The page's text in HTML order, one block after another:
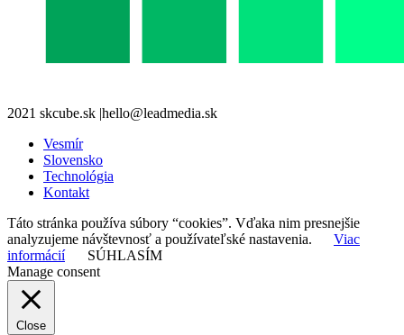
2021 skcube.sk |hello@leadmedia.sk
Vesmír
Slovensko
Technológia
Kontakt
Táto stránka používa súbory “cookies”. Vďaka nim presnejšie
analyzujeme návštevnosť a používateľské nastavenia.
Viac
informácií
SÚHLASÍM
Manage consent
Close